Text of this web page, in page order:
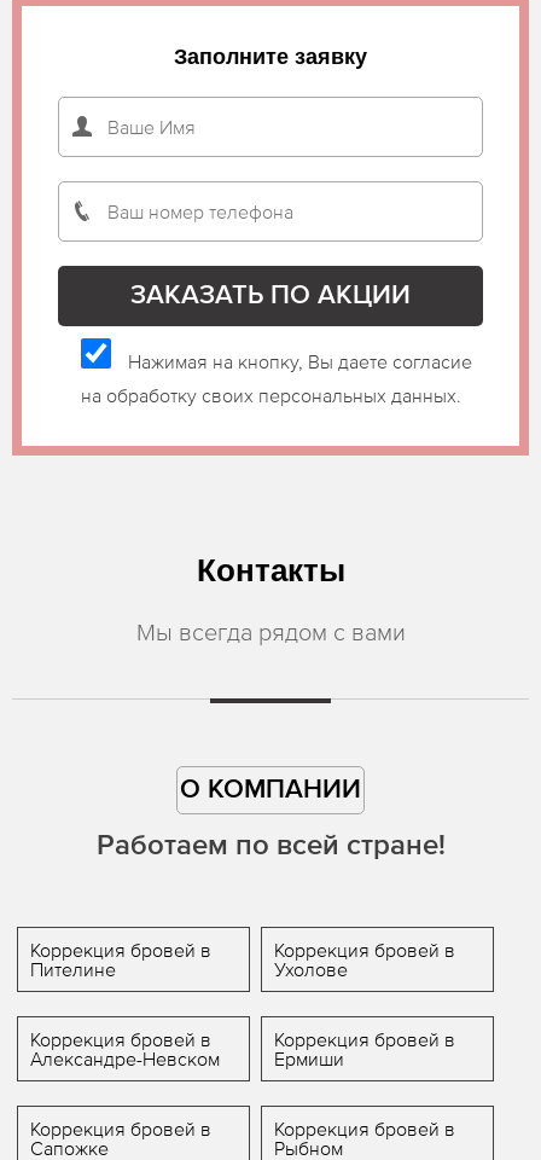
Заполните заявку
Нажимая на кнопку, Вы даете согласие
на обработку своих персональных данных.
Контакты
Мы всегда рядом с вами
О КОМПАНИИ
Работаем по всей стране!
Коррекция бровей в
Пителине
Коррекция бровей в
Ухолове
Коррекция бровей в
Александре-Невском
Коррекция бровей в
Ермиши
Коррекция бровей в
Сапожке
Коррекция бровей в
Рыбном